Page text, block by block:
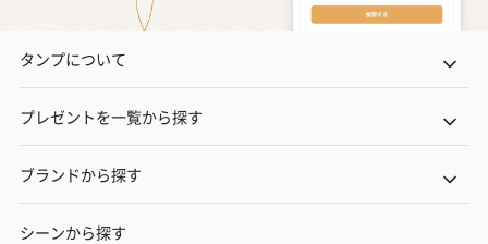
タンプについて
プレゼントを一覧から探す
ブランドから探す
シーンから探す